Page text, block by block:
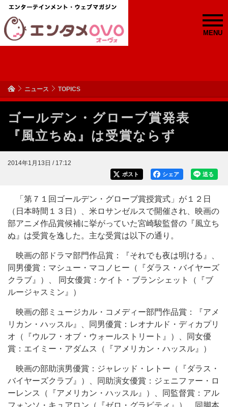
MENU
ニュース TOPICS
ゴールデン・グローブ賞発表
『風立ちぬ』は受賞ならず
2014年1月13日 / 17:12
送る
シェア
ポスト
「第７１回ゴールデン・グローブ賞授賞式」が１２日
（日本時間１３日）、米ロサンゼルスで開催され、映画の
部アニメ作品賞候補に挙がっていた宮崎駿監督の『風立ち
ぬ』は受賞を逸した。主な受賞は以下の通り。
映画の部ドラマ部門作品賞：『それでも夜は明ける』、
同男優賞：マシュー・マコノヒー（『ダラス・バイヤーズ
クラブ』）、 同女優賞：ケイト・ブランシェット（『ブ
ルージャスミン』）
映画の部ミュージカル・コメディー部門作品賞：『アメ
リカン・ハッスル』、同男優賞：レオナルド・ディカプリ
オ（『ウルフ・オブ・ウォールストリート』）、同女優
賞：エイミー・アダムス（『アメリカン・ハッスル』）
映画の部助演男優賞：ジャレッド・レトー（『ダラス・
バイヤーズクラブ』）、同助演女優賞：ジェニファー・ロ
ーレンス（『アメリカン・ハッスル』）、同監督賞：アル
フォンソ・キュアロン（『ゼロ・グラビティ』）、同脚本